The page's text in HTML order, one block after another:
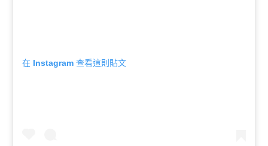
在 Instagram 查看這則貼文